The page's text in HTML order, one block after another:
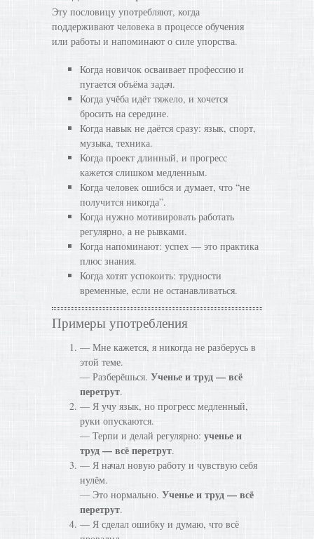
Эту пословицу употребляют, когда
поддерживают человека в процессе обучения
или работы и напоминают о силе упорства.
Когда новичок осваивает профессию и
пугается объёма задач.
Когда учёба идёт тяжело, и хочется
бросить на середине.
Когда навык не даётся сразу: язык, спорт,
музыка, техника.
Когда проект длинный, и прогресс
кажется слишком медленным.
Когда человек ошибся и думает, что “не
получится никогда”.
Когда нужно мотивировать работать
регулярно, а не рывками.
Когда напоминают: успех — это практика
плюс знания.
Когда хотят успокоить: трудности
временные, если не останавливаться.
Примеры употребления
— Мне кажется, я никогда не разберусь в
этой теме.
— Разберёшься. Ученье и труд — всё
перетрут.
— Я учу язык, но прогресс медленный,
руки опускаются.
— Терпи и делай регулярно: ученье и
труд — всё перетрут.
— Я начал новую работу и чувствую себя
нулём.
— Это нормально. Ученье и труд — всё
перетрут.
— Я сделал ошибку и думаю, что всё